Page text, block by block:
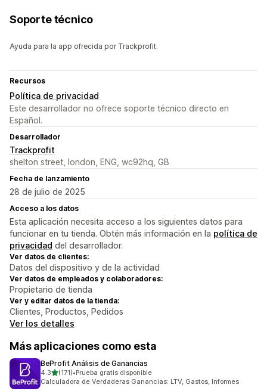
Soporte técnico
Ayuda para la app ofrecida por Trackprofit.
Recursos
Política de privacidad
Este desarrollador no ofrece soporte técnico directo en
Español.
Desarrollador
Trackprofit
shelton street, london, ENG, wc92hq, GB
Fecha de lanzamiento
28 de julio de 2025
Acceso a los datos
Esta aplicación necesita acceso a los siguientes datos para
funcionar en tu tienda. Obtén más información en la política de
privacidad del desarrollador.
Ver datos de clientes:
Datos del dispositivo y de la actividad
Ver datos de empleados y colaboradores:
Propietario de tienda
Ver y editar datos de la tienda:
Clientes, Productos, Pedidos
Ver los detalles
Más aplicaciones como esta
BeProfit Análisis de Ganancias
4.3de 5 estrellas
(171)
171 reseñas en total
•Prueba gratis disponible
Calculadora de Verdaderas Ganancias: LTV, Gastos, Informes